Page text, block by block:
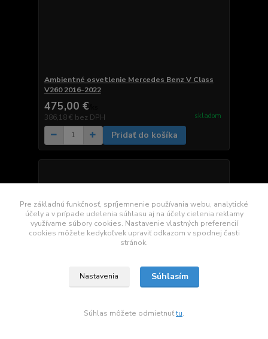
Ambientné osvetlenie Mercedes Benz V Class
V260 2016-2022
475,00 €
386,18 € bez DPH skladom
Pridať do košíka
Pre základnú funkčnosť, spríjemnenie používania webu, analytické
účely a v prípade udelenia súhlasu aj na účely cielenia reklamy
využívame súbory cookies. Nastavenie vlastných preferencií
cookies môžete kedykoľvek upraviť odkazom v spodnej časti
stránok.
Nastavenia Súhlasím
Súhlas môžete odmietnuťtu.